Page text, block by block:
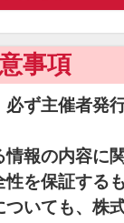
事項
ず主催者発
報の内容に
を保証する
いても、株